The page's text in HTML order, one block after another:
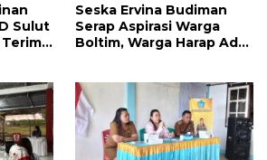
Sulut
Seska Ervina Budiman
Serap Aspirasi Warga
Boltim, Warga Harap Ada